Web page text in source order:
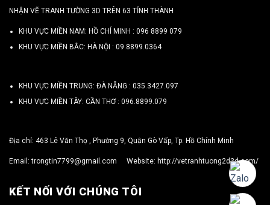
NHẬN VẼ TRANH TƯỜNG 3D TRÊN 63 TỈNH THÀNH
KHU VỰC MIỀN NAM: HỒ CHÍ MINH : 096 8899 079
KHU VỰC MIỀN BẮC: HÀ NỘI : 09.8899.0364
KHU VỰC MIỀN TRUNG: ĐÀ NẴNG : 035.3427.097
KHU VỰC MIỀN TÂY: CẦN THƠ : 096.8899.079
Địa chỉ: 463 Lê Văn Thọ , Phường 9, Quận Gò Vấp, Tp. Hồ Chính Minh
Email:trongtin7799@gmail.com Website: http://vetranhtuong2d3d.com/
KẾT NỐI VỚI CHÚNG TÔI